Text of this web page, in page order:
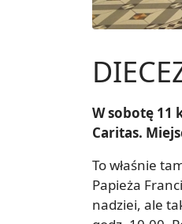
W sobotę 11
Caritas.
To właśnie
Papieża
nadziei, ale